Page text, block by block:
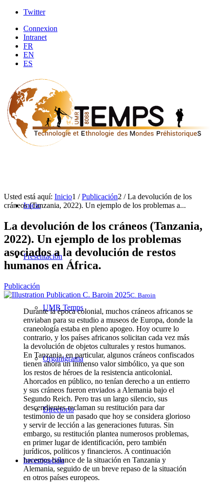
Twitter
Connexion
Intranet
FR
EN
ES
Inicio
Presentación
UMR Temps
Organigrama
Directorio
Investigación
Usted está aquí: Inicio1 / Publicación2 / La devolución de los
cráneos (Tanzania, 2022). Un ejemplo de los problemas a...
La devolución de los cráneos (Tanzania,
2022). Un ejemplo de los problemas
asociados a la devolución de restos
humanos en África.
Publicación
C. Baroin
Durante la época colonial, muchos cráneos africanos se
enviaban para su estudio a museos de Europa, donde la
craneología estaba en pleno apogeo. Hoy ocurre lo
contrario, y los países africanos solicitan cada vez más
la devolución de objetos culturales y restos humanos.
En Tanzania, en particular, algunos cráneos confiscados
tienen ahora un inmenso valor simbólico, ya que son
los restos de héroes de la resistencia anticolonial.
Ahorcados en público, no tenían derecho a un entierro
y sus cráneos fueron enviados a Alemania bajo el
Segundo Reich. Pero tras un largo silencio, sus
descendientes reclaman su restitución para dar
testimonio de un pasado que hoy se considera glorioso
y servir de lección a las generaciones futuras. Sin
embargo, su restitución plantea numerosos problemas,
en primer lugar de identificación, pero también
jurídicos, políticos y financieros. A continuación
hacemos balance de la situación en Tanzania y
Alemania, seguido de un breve repaso de la situación
en otros países europeos.